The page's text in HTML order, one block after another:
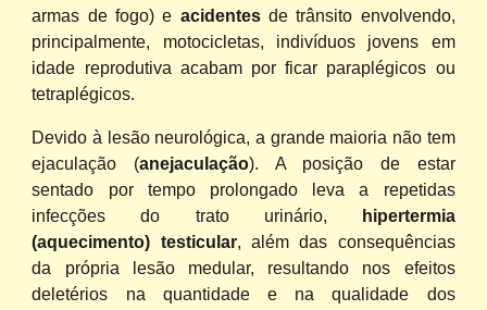
armas de fogo) e acidentesde trânsito envolvendo,
principalmente, motocicletas, indivíduos jovens em
idade reprodutiva acabam por ficar paraplégicos ou
tetraplégicos.
Devido à lesão neurológica, a grande maioria não tem
ejaculação (anejaculação). A posição de estar
sentado por tempo prolongado leva a repetidas
infecções do trato urinário,
hipertermia
(aquecimento) testicular, além das consequências
da própria lesão medular, resultando nos efeitos
deletérios na quantidade e na qualidade dos